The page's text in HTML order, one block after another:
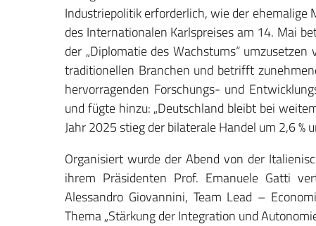
Industriepolitik erforderlich, wie der
des Internationalen Karlspreises am 14. Mai
der „Diplomatie des Wachstums“
traditionellen Branchen und betrifft
hervorragenden Forschungs- und
und fügte hinzu: „Deutschland bleibt bei
Jahr 2025 stieg der bilaterale Handel um 2,6 %
Organisiert wurde der Abend von der
ihrem Präsidenten Prof. Emanuele Gatti
Alessandro Giovannini, Team Lead –
Thema „Stärkung der Integration und